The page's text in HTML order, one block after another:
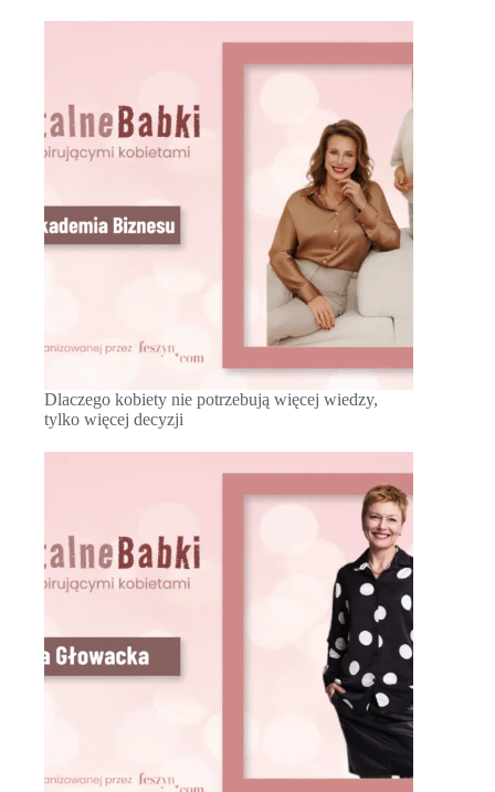
Dlaczego kobiety nie potrzebują więcej wiedzy,
tylko więcej decyzji